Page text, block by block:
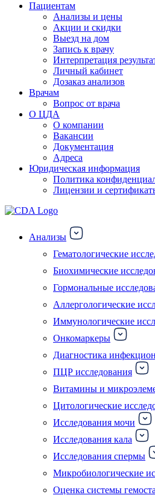
Пациентам
Анализы и цены
Акции и скидки
Выезд на дом
Запись к врачу
Интерпретация
Личный кабинет
Дозаказ анализов
Врачам
Вопрос от врача
О ЦДА
О компании
Вакансии
Документация
Адреса
Юридическая информация
Политика
Лицензии и
Анализы
Гематологические
Биохимические
Гормональные
Аллергологические
Иммунологические
Онкомаркеры
Диагностика
ПЦР исследования
Витамины и
Цитологические
Исследования мочи
Исследования кала
Исследования спермы
Микробиологические
Оценка системы